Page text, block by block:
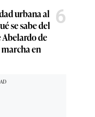
urbana al
se sabe del
de
en
6